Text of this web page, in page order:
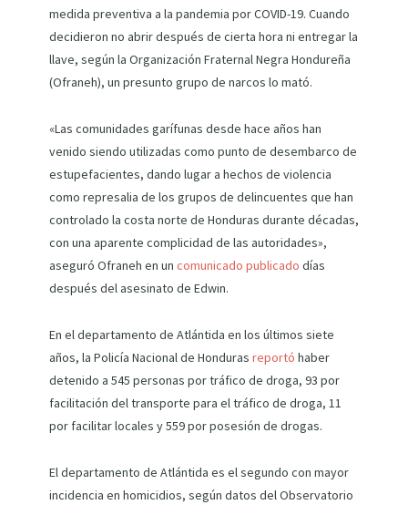
medida preventiva a la pandemia por COVID-19. Cuando
decidieron no abrir después de cierta hora ni entregar la
llave, según la Organización Fraternal Negra Hondureña
(Ofraneh), un presunto grupo de narcos lo mató.
«Las comunidades garífunas desde hace años han
venido siendo utilizadas como punto de desembarco de
estupefacientes, dando lugar a hechos de violencia
como represalia de los grupos de delincuentes que han
controlado la costa norte de Honduras durante décadas,
con una aparente complicidad de las autoridades»,
aseguró Ofraneh en un comunicado publicado días
después del asesinato de Edwin.
En el departamento de Atlántida en los últimos siete
años, la Policía Nacional de Honduras reportó haber
detenido a 545 personas por tráfico de droga, 93 por
facilitación del transporte para el tráfico de droga, 11
por facilitar locales y 559 por posesión de drogas.
El departamento de Atlántida es el segundo con mayor
incidencia en homicidios, según datos del Observatorio